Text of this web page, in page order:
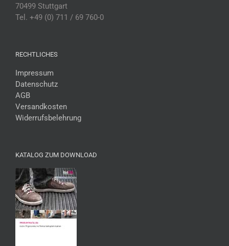
70499 Stuttgart
Tel. +49 (0) 711 / 69 760-0
RECHTLICHES
Impressum
Datenschutz
AGB
Versandkosten
Widerrufsbelehrung
KATALOG ZUM DOWNLOAD